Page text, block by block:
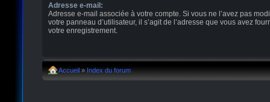
Adresse e-mail:
Adresse e-mail associée à votre compte. Si vous ne l’avez pas
votre panneau d’utilisateur, il s’agit de l’adresse que vous avez
votre enregistrement.
Accueil » Index du forum